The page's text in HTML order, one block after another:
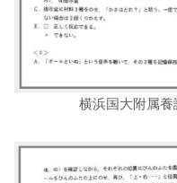
横浜国大附属